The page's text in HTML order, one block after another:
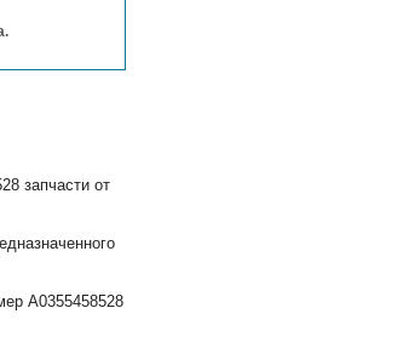
запчасти от
A0355458528